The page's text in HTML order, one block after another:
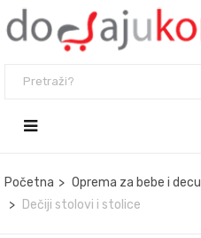
Početna Oprema za bebe i decu
Dečiji stolovi i stolice